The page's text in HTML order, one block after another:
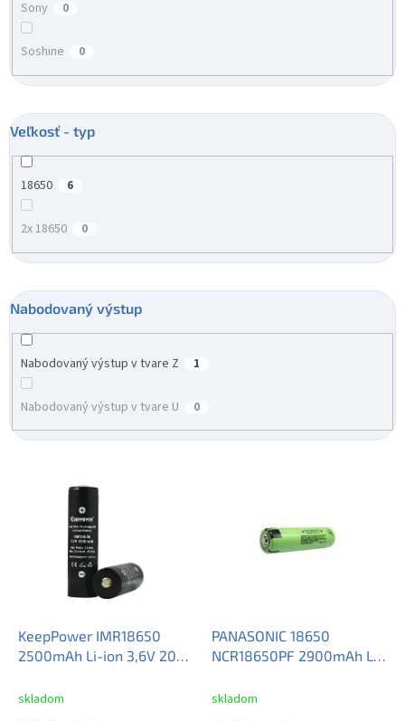
Sony 0
Soshine 0
Veľkosť - typ
18650 6
2x 18650 0
Nabodovaný výstup
Nabodovaný výstup v tvare Z 1
Nabodovaný výstup v tvare U 0
KeepPower IMR18650
2500mAh Li-ion 3,6V 20A
skladom
PANASONIC 18650
NCR18650PF 2900mAh Li-
ochrany 10A
skladom